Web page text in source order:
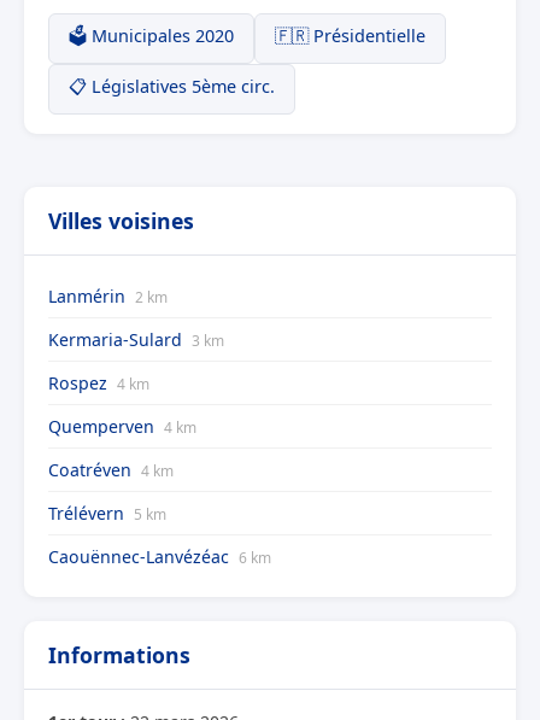
🗳️ Municipales 2020 🇫🇷 Présidentielle
📋 Législatives 5ème circ.
Villes voisines
Lanmérin 2 km
Kermaria-Sulard 3 km
Rospez 4 km
Quemperven 4 km
Coatréven 4 km
Trélévern 5 km
Caouënnec-Lanvézéac 6 km
Informations